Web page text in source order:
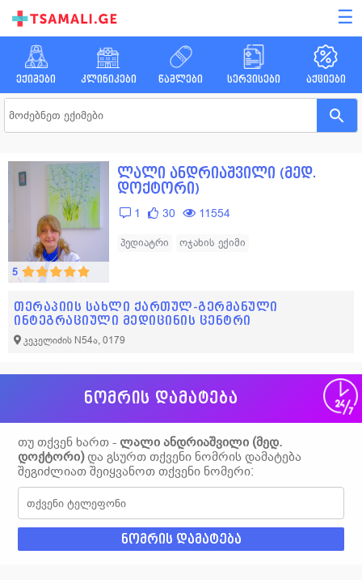
☰
ექიმები კლინიკები წამლები სერვისები აქციები
5
ლალი ანდრიაშვილი (მედ.
დოქტორი)
1 30 11554
პედიატრი ოჯახის ექიმი
თერაპიის სახლი ქართულ-გერმანული
ინტეგრაციული მედიცინის ცენტრი
კეკელიძის N54ა, 0179
ნომრის დამატება
თუ თქვენ ხართ - ლალი ანდრიაშვილი (მედ.
დოქტორი)და გსურთ თქვენი ნომრის დამატება
შეგიძლიათ შეიყვანოთ თქვენი ნომერი: